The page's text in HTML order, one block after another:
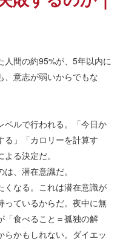
人間の約95%が、5年以内に
、意志が弱いからでもな
ベルで行われる。「今日か
る」「カロリーを計算す
る決定だ。
、潜在意識だ。
くなる。これは潜在意識が
っているからだ。夜中に無
「食べること＝孤独の解
かもしれない。ダイエッ